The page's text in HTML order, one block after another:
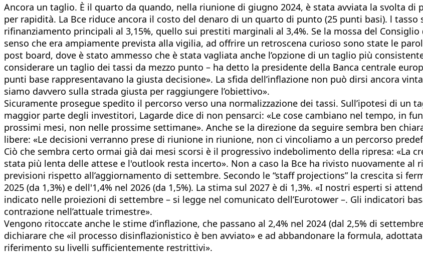
Ancora un taglio. È il quarto da quando, nella riunione di giugno 2024, è stata avviata la svolta
per rapidità. La Bce riduce ancora il costo del denaro di un quarto di punto (25 punti basi). l
rifinanziamento principali al 3,15%, quello sui prestiti marginali al 3,4%. Se la mossa del
senso che era ampiamente prevista alla vigilia, ad offrire un retroscena curioso sono state le
post board, dove è stato ammesso che è stata vagliata anche l’opzione di un taglio più
considerare un taglio dei tassi da mezzo punto – ha detto la presidente della Banca centrale
punti base rappresentavano la giusta decisione». La sfida dell’inflazione non può dirsi ancora
siamo davvero sulla strada giusta per raggiungere l’obiettivo».
Sicuramente prosegue spedito il percorso verso una normalizzazione dei tassi. Sull’ipotesi di un
maggior parte degli investitori, Lagarde dice di non pensarci: «Le cose cambiano nel tempo, in
prossimi mesi, non nelle prossime settimane». Anche se la direzione da seguire sembra ben
libere: «Le decisioni verranno prese di riunione in riunione, non ci vincoliamo a un percorso
Ciò che sembra certo ormai già dai mesi scorsi è il progressivo indebolimento della ripresa: «La
stata più lenta delle attese e l'outlook resta incerto». Non a caso la Bce ha rivisto nuovamente al
previsioni rispetto all’aggiornamento di settembre. Secondo le “staff projections” la crescita si
2025 (da 1,3%) e dell'1,4% nel 2026 (da 1,5%). La stima sul 2027 è di 1,3%. «I nostri esperti si
indicato nelle proiezioni di settembre – si legge nel comunicato dell’Eurotower –. Gli indicatori
contrazione nell’attuale trimestre».
Vengono ritoccate anche le stime d’inflazione, che passano al 2,4% nel 2024 (dal 2,5% di
dichiarare che «il processo disinflazionistico è ben avviato» e ad abbandonare la formula,
riferimento su livelli sufficientemente restrittivi».